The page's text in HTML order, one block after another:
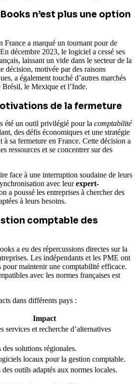
n’est plus une option
a marqué un tournant pour de
décembre 2023, le logiciel a cessé ses
laissant un vide dans le secteur de la
décision, motivée par des raisons
a également touché d’autres marchés
le Mexique et l’Inde.
de la fermeture
été un outil privilégié pour la comptabilité
des défis économiques et une stratégie
à sa fermeture en France. Cette décision a
ressources et se concentrer sur des
face à une interruption soudaine de leurs
avec leurexpert-
a poussé les entreprises à chercher des
à leurs besoins.
comptable des
a eu des répercussions directes sur la
Les indépendants et les PME ont
pour maintenir une comptabilité efficace.
avec les normes françaises est
dans différents pays :
Impact
services et recherche d’alternatives
solutions régionales.
locaux pour la gestion comptable.
outils adaptés aux normes locales.